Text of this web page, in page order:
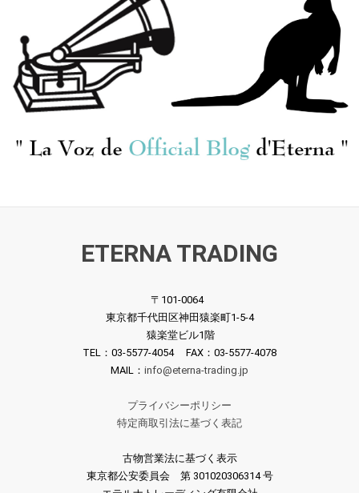
[MELODIYA] V.ピカイゼ
ン(vn)/ メンデルスゾー
ン:Vn協奏曲Op.64, ヴィ
エニャフスキ:Vn協奏曲
1番Op.14
¥ 3,300
[露MELODIYA] Y.シモノ
フ/G.ロジェストヴェン
スキー/ チャイコフス
キー:カンタータ「歓喜
¥ 2,200
エフ, E.ソローキナ, G.
ロジェストヴェンスキ
ー, V.ポストニコワ(pf)
ストヴェンスキー, I.ポ
ストニコワ(pf) / ロジ
ェストヴェンスキー:ブ
ラームス「ロシアの思
る4つの幻想曲 他
¥ 1,100
ETERNA TRADING
〒101-0064
東京都千代田区神田猿楽町1-5-4
猿楽堂ビル1階
TEL：03-5577-4054 FAX：03-5577-4078
MAIL： info@eterna-trading.jp
プライバシーポリシー
特定商取引法に基づく表記
古物営業法に基づく表示
東京都公安委員会 第 301020306314 号